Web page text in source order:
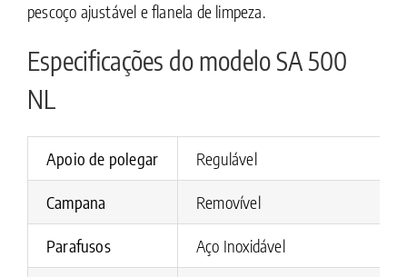
pescoço ajustável e flanela de limpeza.
Especificações do modelo SA 500
NL
Apoio de polegar Regulável
Campana Removível
Parafusos Aço Inoxidável